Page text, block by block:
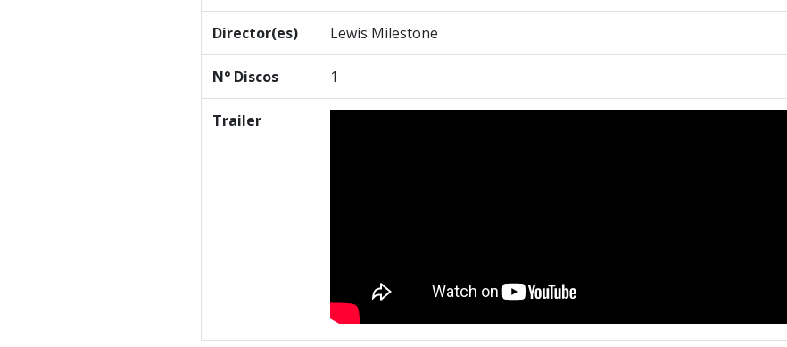
Director(es) Lewis Milestone
N° Discos 1
Trailer